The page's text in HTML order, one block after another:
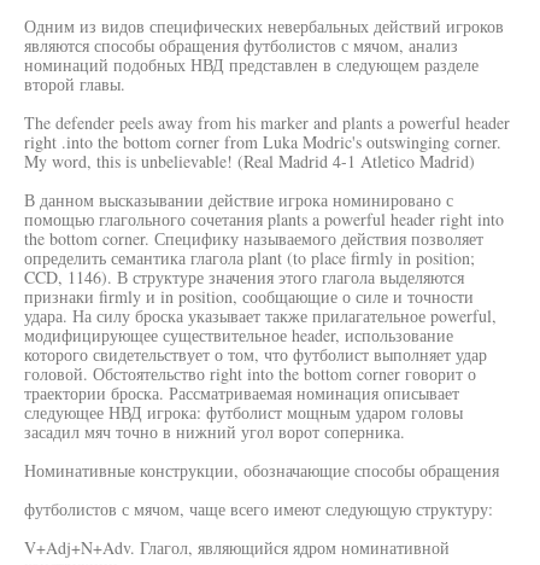
Одним из видов специфических невербальных действий игроков
являются способы обращения футболистов с мячом, анализ
номинаций подобных НВД представлен в следующем разделе
второй главы.
The defender peels away from his marker and plants a powerful header
right .into the bottom corner from Luka Modric's outswinging corner.
My word, this is unbelievable! (Real Madrid 4-1 Atletico Madrid)
В данном высказывании действие игрока номинировано с
помощью глагольного сочетания plants a powerful header right into
the bottom corner. Специфику называемого действия позволяет
определить семантика глагола plant (to place firmly in position;
CCD, 1146). В структуре значения этого глагола выделяются
признаки firmly и in position, сообщающие о силе и точности
удара. На силу броска указывает также прилагательное powerful,
модифицирующее существительное header, использование
которого свидетельствует о том, что футболист выполняет удар
головой. Обстоятельство right into the bottom corner говорит о
траектории броска. Рассматриваемая номинация описывает
следующее НВД игрока: футболист мощным ударом головы
засадил мяч точно в нижний угол ворот соперника.
Номинативные конструкции, обозначающие способы обращения
футболистов с мячом, чаще всего имеют следующую структуру:
V+Adj+N+Adv. Глагол, являющийся ядром номинативной